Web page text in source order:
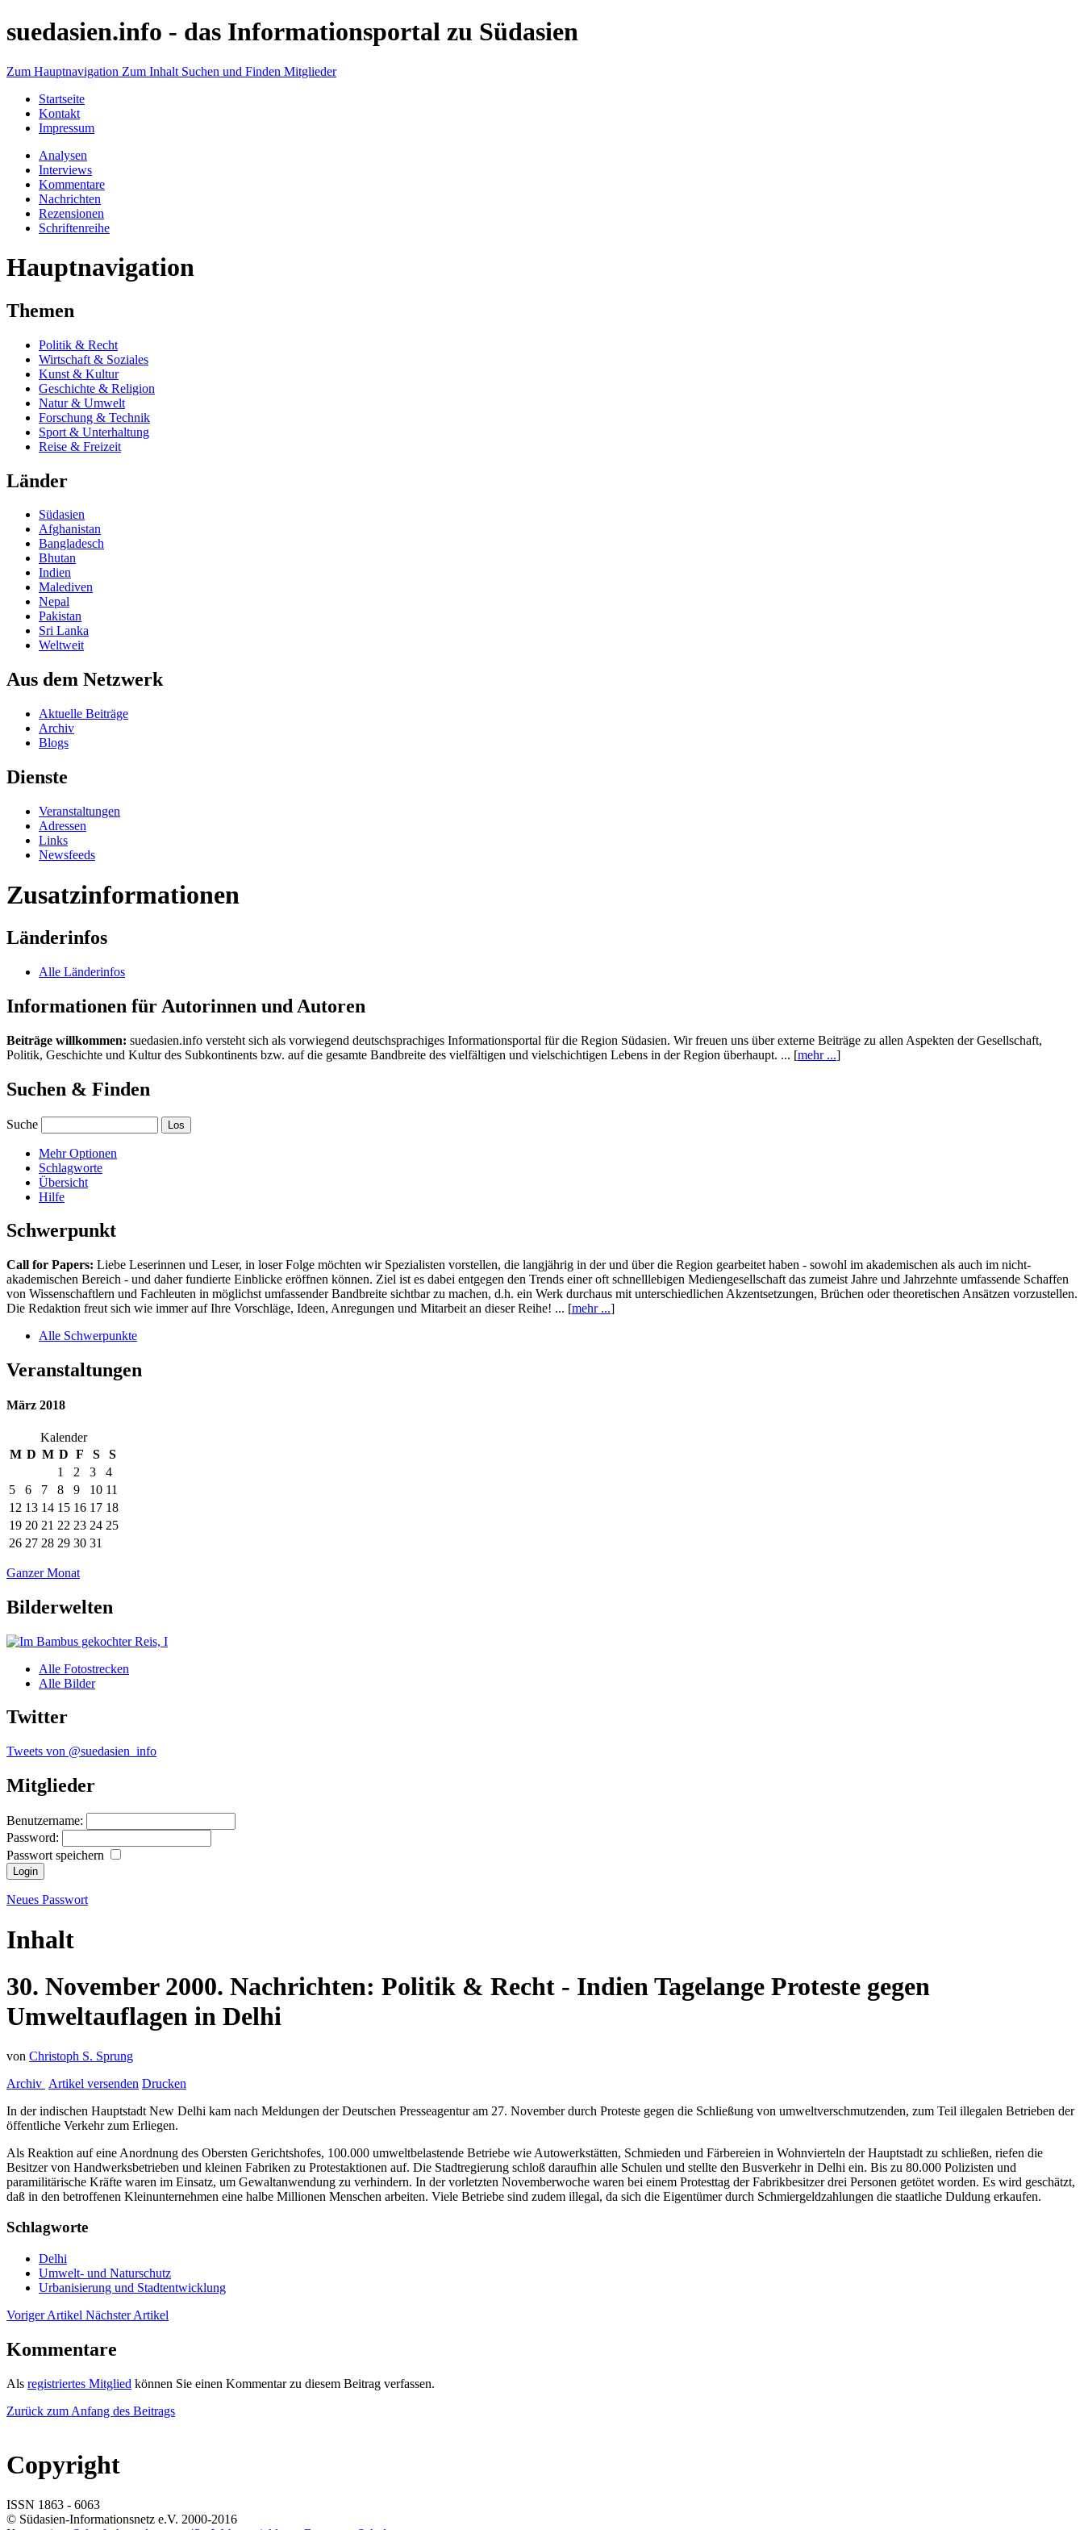
suedasien.info - das Informationsportal zu Südasien
Zum Hauptnavigation Zum Inhalt Suchen und Finden Mitglieder
Startseite
Kontakt
Impressum
Analysen
Interviews
Kommentare
Nachrichten
Rezensionen
Schriftenreihe
Hauptnavigation
Themen
Politik & Recht
Wirtschaft & Soziales
Kunst & Kultur
Geschichte & Religion
Natur & Umwelt
Forschung & Technik
Sport & Unterhaltung
Reise & Freizeit
Länder
Südasien
Afghanistan
Bangladesch
Bhutan
Indien
Malediven
Nepal
Pakistan
Sri Lanka
Weltweit
Aus dem Netzwerk
Aktuelle Beiträge
Archiv
Blogs
Dienste
Veranstaltungen
Adressen
Links
Newsfeeds
Zusatzinformationen
Länderinfos
Alle Länderinfos
Informationen für Autorinnen und Autoren
Beiträge willkommen: suedasien.info versteht sich als vorwiegend deutschsprachiges Informationsportal für die Region Südasien. Wir freuen uns über externe Beiträge zu allen Aspekten der Gesellschaft,
Politik, Geschichte und Kultur des Subkontinents bzw. auf die gesamte Bandbreite des vielfältigen und vielschichtigen Lebens in der Region überhaupt. ... [mehr ...]
Suchen & Finden
Suche
Mehr Optionen
Schlagworte
Übersicht
Hilfe
Schwerpunkt
Call for Papers: Liebe Leserinnen und Leser, in loser Folge möchten wir Spezialisten vorstellen, die langjährig in der und über die Region gearbeitet haben - sowohl im akademischen als auch im nicht-
akademischen Bereich - und daher fundierte Einblicke eröffnen können. Ziel ist es dabei entgegen den Trends einer oft schnelllebigen Mediengesellschaft das zumeist Jahre und Jahrzehnte umfassende Schaffen
von Wissenschaftlern und Fachleuten in möglichst umfassender Bandbreite sichtbar zu machen, d.h. ein Werk durchaus mit unterschiedlichen Akzentsetzungen, Brüchen oder theoretischen Ansätzen vorzustellen.
Die Redaktion freut sich wie immer auf Ihre Vorschläge, Ideen, Anregungen und Mitarbeit an dieser Reihe! ... [mehr ...]
Alle Schwerpunkte
Veranstaltungen
März 2018
Kalender
M D M D F S
S
1
2 3
4
5
6 7 8 9 10 11
12 13 14 15 16 17 18
19 20 21 22 23 24 25
26 27 28 29 30 31
Ganzer Monat
Bilderwelten
Alle Fotostrecken
Alle Bilder
Twitter
Tweets von @suedasien_info
Mitglieder
Benutzername:
Password:
Passwort speichern
Neues Passwort
Inhalt
30. November 2000. Nachrichten: Politik & Recht - Indien Tagelange Proteste gegen
Umweltauflagen in Delhi
von Christoph S. Sprung
Archiv Artikel versenden Drucken
In der indischen Hauptstadt New Delhi kam nach Meldungen der Deutschen Presseagentur am 27. November durch Proteste gegen die Schließung von umweltverschmutzenden, zum Teil illegalen Betrieben der
öffentliche Verkehr zum Erliegen.
Als Reaktion auf eine Anordnung des Obersten Gerichtshofes, 100.000 umweltbelastende Betriebe wie Autowerkstätten, Schmieden und Färbereien in Wohnvierteln der Hauptstadt zu schließen, riefen die
Besitzer von Handwerksbetrieben und kleinen Fabriken zu Protestaktionen auf. Die Stadtregierung schloß daraufhin alle Schulen und stellte den Busverkehr in Delhi ein. Bis zu 80.000 Polizisten und
paramilitärische Kräfte waren im Einsatz, um Gewaltanwendung zu verhindern. In der vorletzten Novemberwoche waren bei einem Protesttag der Fabrikbesitzer drei Personen getötet worden. Es wird geschätzt,
daß in den betroffenen Kleinunternehmen eine halbe Millionen Menschen arbeiten. Viele Betriebe sind zudem illegal, da sich die Eigentümer durch Schmiergeldzahlungen die staatliche Duldung erkaufen.
Schlagworte
Delhi
Umwelt- und Naturschutz
Urbanisierung und Stadtentwicklung
Voriger Artikel Nächster Artikel
Kommentare
Als registriertes Mitglied können Sie einen Kommentar zu diesem Beitrag verfassen.
Zurück zum Anfang des Beitrags
Copyright
ISSN 1863 - 6063
© Südasien-Informationsnetz e.V. 2000-2016